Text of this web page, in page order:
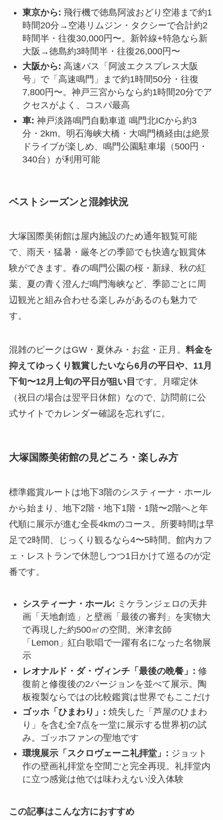
東京から: 飛行機で徳島阿波おどり空港まで約1
時間20分→空港リムジン・タクシーで合計約2
時間半・往復30,000円〜。新幹線+特急なら新
大阪→徳島約3時間半・往復26,000円〜
大阪から: 高速バス「阿波エクスプレス大阪
号」で「高速鳴門」まで約1時間50分・往復
7,800円〜。神戸三宮からなら約1時間20分でア
クセスがよく、コスパ最高
車: 神戸淡路鳴門自動車道 鳴門北ICから約3
分・2km。明石海峡大橋・大鳴門橋経由は絶景
ドライブが楽しめ、鳴門公園駐車場（500円・
340台）が利用可能
ベストシーズンと混雑状況
大塚国際美術館は屋内施設のため通年観覧可能
で、雨天・猛暑・厳冬どの季節でも快適な観賞体
験ができます。春の鳴門公園の桜・新緑、秋の紅
葉、夏の青く澄んだ鳴門海峡など、季節ごとに周
辺観光と組み合わせる楽しみがあるのも魅力で
す。
混雑のピークはGW・夏休み・お盆・正月。 料金を
抑えてゆっくり観賞したいなら6月の平日や、11月
下旬〜12月上旬の平日が狙い目 です。月曜定休
（祝日の場合は翌平日休館）なので、訪問前に公
式サイトでカレンダー確認を忘れずに。
大塚国際美術館の見どころ・楽しみ方
標準鑑賞ルートは地下3階のシスティーナ・ホール
から始まり、地下2階・地下1階・1階〜2階へと年
代順に展示が進む全長4kmのコース。所要時間は早
足で2時間、じっくり観るなら4〜5時間。館内カフ
ェ・レストランで休憩しつつ1日かけて巡るのが定
番です。
システィーナ・ホール: ミケランジェロの天井
画「天地創造」と壁画「最後の審判」を実物大
で再現した約500㎡の空間。米津玄師
「Lemon」紅白歌唱で一躍有名になった名物展
示
レオナルド・ダ・ヴィンチ「最後の晩餐」: 修
復前と修復後の2バージョンを並べて展示。陶
板複製ならではの比較鑑賞は世界でもここだけ
ゴッホ「ひまわり」: 焼失した「芦屋のひまわ
り」を含む全7点を一堂に展示する世界初の試
み。ゴッホファンの聖地です
環境展示「スクロヴェーニ礼拝堂」: ジョット
作の壁画礼拝堂を空間ごと完全再現。礼拝堂内
に立つ感覚は他では味わえない没入体験
この記事はこんな方におすすめ